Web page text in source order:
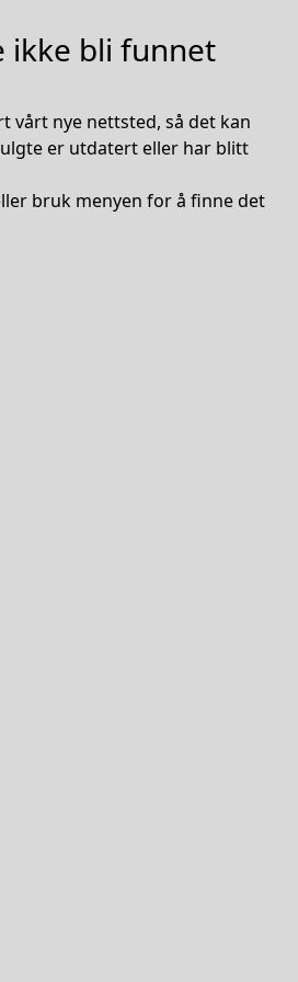
ikke bli funnet
vårt nye nettsted, så det kan
er utdatert eller har blitt
bruk menyen for å finne det